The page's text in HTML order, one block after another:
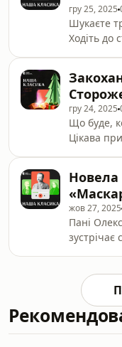
гру 25, 2025
Шукаєте
Ходіть до
гру 24, 2025
Що буде,
Цікава
жов 27, 2025
Пані
свого
який
знайомих.
маскою, і